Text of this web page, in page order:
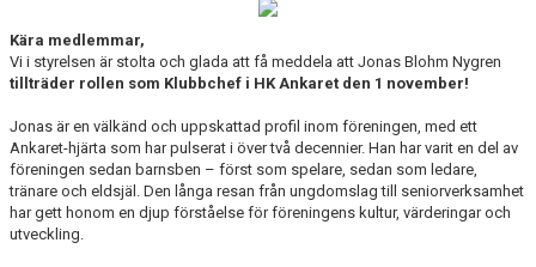
LÄNKAR
Kära medlemmar,
Vi i styrelsen är stolta och glada att få meddela att Jonas Blohm Nygren
tillträder rollen som Klubbchef i HK Ankaret den 1 november!
Jonas är en välkänd och uppskattad profil inom föreningen, med ett
Ankaret-hjärta som har pulserat i över två decennier. Han har varit en del av
föreningen sedan barnsben – först som spelare, sedan som ledare,
tränare och eldsjäl. Den långa resan från ungdomslag till seniorverksamhet
har gett honom en djup förståelse för föreningens kultur, värderingar och
utveckling.